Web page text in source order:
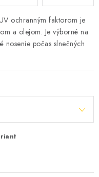
ochranným faktorom je
a olejom. Je výborné na
nosenie počas slnečných